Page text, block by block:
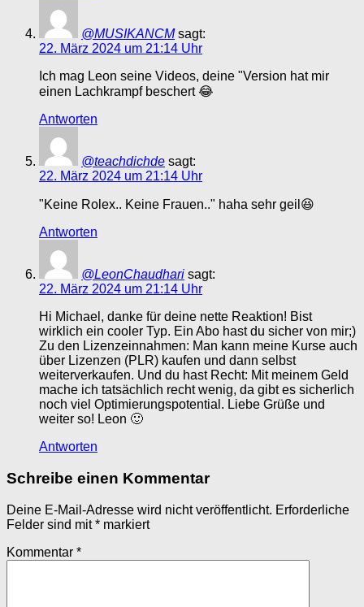
@MUSIKANCM sagt:
22. März 2024 um 21:14 Uhr
Ich mag Leon seine Videos, deine "Version hat mir
einen Lachkrampf beschert 😂
Antworten
@teachdichde sagt:
22. März 2024 um 21:14 Uhr
"Keine Rolex.. Keine Frauen.." haha sehr geil😆
Antworten
@LeonChaudhari sagt:
22. März 2024 um 21:14 Uhr
Hi Michael, danke für deine nette Reaktion! Bist
wirklich ein cooler Typ. Ein Abo hast du sicher von mir;)
Zu den Lizenzeinnahmen: Man kann meine Kurse auch
über Lizenzen (PLR) kaufen und dann selbst
weiterverkaufen. Und du hast Recht: Mit meinem Geld
mache ich tatsächlich recht wenig, da gibt es sicherlich
noch viel Optimierungspotential. Liebe Grüße und
weiter so! Leon 🙂
Antworten
Schreibe einen Kommentar
Deine E-Mail-Adresse wird nicht veröffentlicht. Erforderliche
Felder sind mit* markiert
Kommentar *